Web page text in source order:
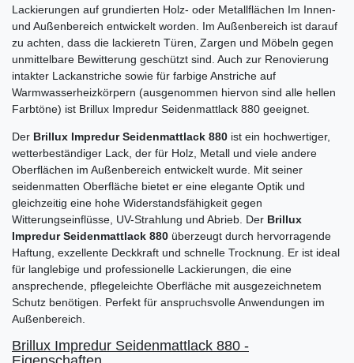
Lackierungen auf grundierten Holz- oder Metallflächen Im Innen-
und Außenbereich entwickelt worden. Im Außenbereich ist darauf
zu achten, dass die lackieretn Türen, Zargen und Möbeln gegen
unmittelbare Bewitterung geschützt sind. Auch zur Renovierung
intakter Lackanstriche sowie für farbige Anstriche auf
Warmwasserheizkörpern (ausgenommen hiervon sind alle hellen
Farbtöne) ist Brillux Impredur Seidenmattlack 880 geeignet.
Der Brillux Impredur Seidenmattlack 880 ist ein hochwertiger,
wetterbeständiger Lack, der für Holz, Metall und viele andere
Oberflächen im Außenbereich entwickelt wurde. Mit seiner
seidenmatten Oberfläche bietet er eine elegante Optik und
gleichzeitig eine hohe Widerstandsfähigkeit gegen
Witterungseinflüsse, UV-Strahlung und Abrieb. Der Brillux
Impredur Seidenmattlack 880 überzeugt durch hervorragende
Haftung, exzellente Deckkraft und schnelle Trocknung. Er ist ideal
für langlebige und professionelle Lackierungen, die eine
ansprechende, pflegeleichte Oberfläche mit ausgezeichnetem
Schutz benötigen. Perfekt für anspruchsvolle Anwendungen im
Außenbereich.
Brillux Impredur Seidenmattlack 880 -